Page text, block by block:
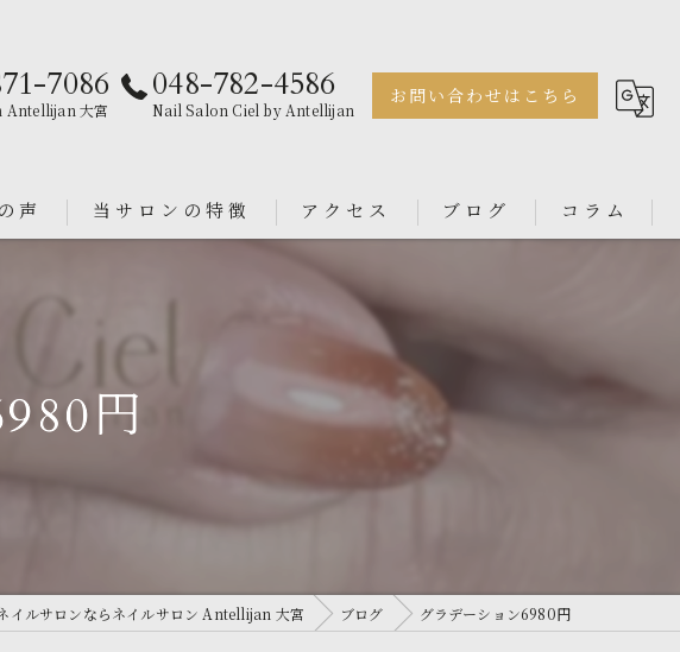
7086
Antellijan 大宮
048-782-4586
Nail Salon Ciel by Antellijan
お問い合わせはこちら
声 当サロンの特徴
シンプル
ニュアンス
ブライダル
アクセス
Nail Salon Antellijan 大宮
Nail Salon Ciel By Antellijan
ブログ コラム
円
イルサロンならネイルサロン Antellijan 大宮 ブログ グラデーション6980円